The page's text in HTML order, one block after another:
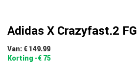
Adidas X Crazyfast.2 FG
Van: € 149.99
Korting -€ 75